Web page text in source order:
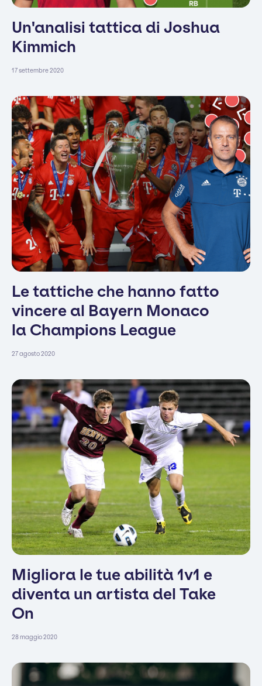
Un'analisi tattica di Joshua
Kimmich
17 settembre 2020
Le tattiche che hanno fatto
vincere al Bayern Monaco
la Champions League
27 agosto 2020
Migliora le tue abilità 1v1 e
diventa un artista del Take
On
28 maggio 2020